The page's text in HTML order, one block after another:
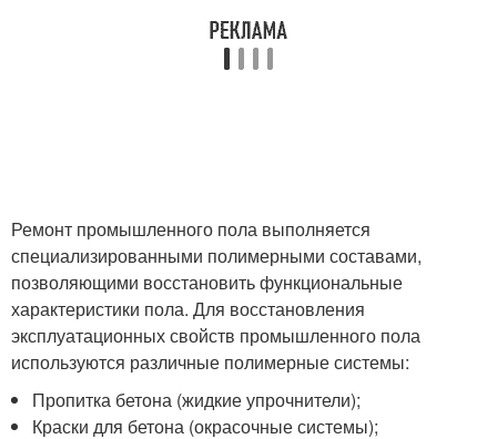
Ремонт промышленного пола выполняется
специализированными полимерными составами,
позволяющими восстановить функциональные
характеристики пола. Для восстановления
эксплуатационных свойств промышленного пола
используются различные полимерные системы:
Пропитка бетона (жидкие упрочнители);
Краски для бетона (окрасочные системы);